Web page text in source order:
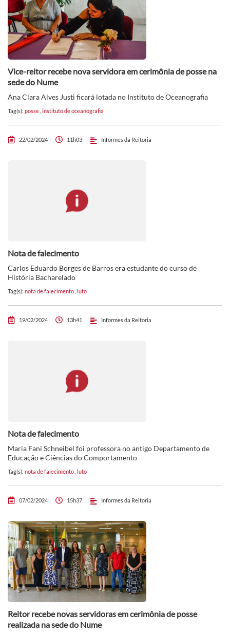
Vice-reitor recebe nova servidora em cerimônia de posse na
sede do Nume
Ana Clara Alves Justi ficará lotada no Instituto de Oceanografia
Tag(s): posse instituto de oceanografia
22/02/2024 11h03 Informes da Reitoria
Nota de falecimento
Carlos Eduardo Borges de Barros era estudante do curso de
História Bacharelado
Tag(s): nota de falecimento luto
19/02/2024 13h41 Informes da Reitoria
Nota de falecimento
Maria Fani Schneibel foi professora no antigo Departamento de
Educação e Ciências do Comportamento
Tag(s): nota de falecimento luto
07/02/2024 15h37 Informes da Reitoria
Reitor recebe novas servidoras em cerimônia de posse
realizada na sede do Nume